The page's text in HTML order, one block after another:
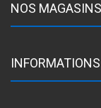
NOS MAGASINS
INFORMATIONS